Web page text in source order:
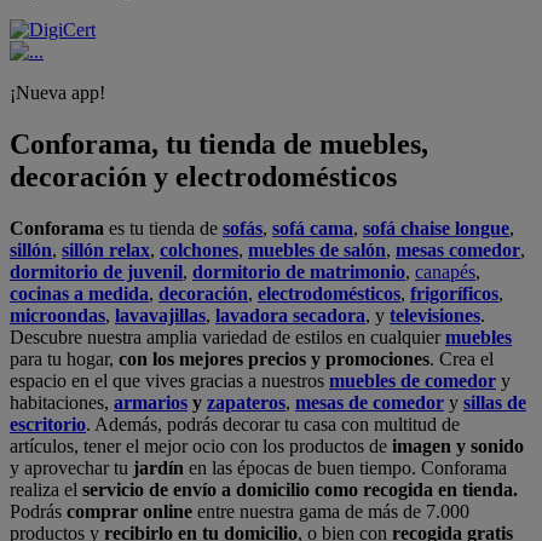
¡Nueva app!
Conforama, tu tienda de muebles,
decoración y electrodomésticos
Conforama es tu tienda de sofás, sofá cama, sofá chaise longue,
sillón, sillón relax, colchones, muebles de salón, mesas comedor,
dormitorio de juvenil, dormitorio de matrimonio, canapés,
cocinas a medida, decoración, electrodomésticos, frigoríficos,
microondas, lavavajillas, lavadora secadora, y televisiones.
Descubre nuestra amplia variedad de estilos en cualquiermuebles
para tu hogar, con los mejores precios y promociones. Crea el
espacio en el que vives gracias a nuestros muebles de comedor y
habitaciones, armarios y zapateros, mesas de comedor y sillas de
escritorio. Además, podrás decorar tu casa con multitud de
artículos, tener el mejor ocio con los productos de imagen y sonido
y aprovechar tu jardín en las épocas de buen tiempo. Conforama
realiza el servicio de envío a domicilio como recogida en tienda.
Podrás comprar online entre nuestra gama de más de 7.000
productos y recibirlo en tu domicilio, o bien con recogida gratis